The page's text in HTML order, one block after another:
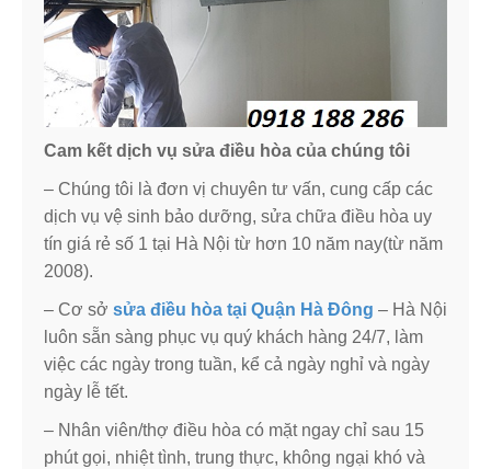
Cam kết dịch vụ sửa điều hòa của chúng tôi
– Chúng tôi là đơn vị chuyên tư vấn, cung cấp các
dịch vụ vệ sinh bảo dưỡng, sửa chữa điều hòa uy
tín giá rẻ số 1 tại Hà Nội từ hơn 10 năm nay(từ năm
2008).
– Cơ sở sửa điều hòa tại Quận Hà Đông – Hà Nội
luôn sẵn sàng phục vụ quý khách hàng 24/7, làm
việc các ngày trong tuần, kể cả ngày nghỉ và ngày
ngày lễ tết.
– Nhân viên/thợ điều hòa có mặt ngay chỉ sau 15
phút gọi, nhiệt tình, trung thực, không ngại khó và